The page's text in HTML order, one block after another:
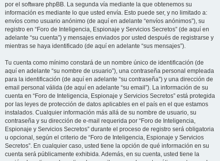
por el software phpBB. La segunda vía mediante la que obtenemos su
información es mediante lo que usted envía. Esto puede ser, y no limitado a:
envíos como usuario anónimo (de aquí en adelante “envíos anónimos”), su
registro en “Foro de Inteligencia, Espionaje y Servicios Secretos” (de aquí en
adelante “su cuenta”) y mensajes enviados por usted después de registrarse y
mientras se haya identificado (de aquí en adelante “sus mensajes”).
Tu cuenta como mínimo constará de un nombre único de identificación (de
aquí en adelante “su nombre de usuario”), una contraseña personal empleada
para la identificación (de aquí en adelante “su contraseña”) y una dirección de
email personal válida (de aquí en adelante “su email”). La información de su
cuenta en “Foro de Inteligencia, Espionaje y Servicios Secretos” está protegida
por las leyes de protección de datos aplicables en el país en el que estamos
instalados. Cualquier información más allá de su nombre de usuario, su
contraseña y su dirección de e-mail requerida por “Foro de Inteligencia,
Espionaje y Servicios Secretos” durante el proceso de registro será obligatoria
u opcional, según el criterio de “Foro de Inteligencia, Espionaje y Servicios
Secretos”. En cualquier caso, usted tiene la opción de qué información en su
cuenta será públicamente exhibida. Además, en su cuenta, usted tiene la